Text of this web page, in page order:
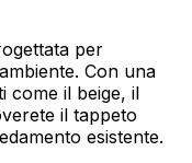
per
Con una
come il beige, il
il tappeto
esistente.